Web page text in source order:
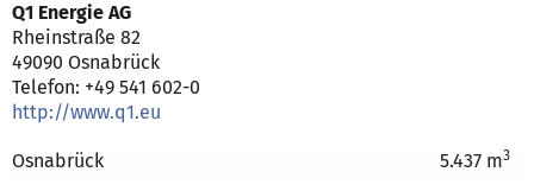
Q1 Energie AG
Rheinstraße 82
49090 Osnabrück
Telefon: +49 541 602-0
http://www.q1.eu
Osnabrück 5.437 m3